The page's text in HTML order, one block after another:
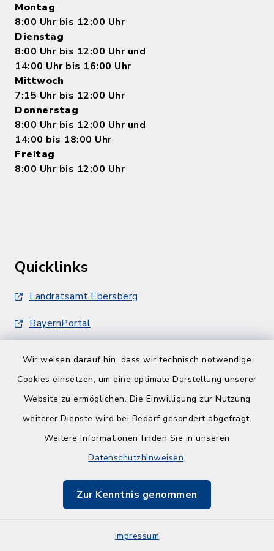
Wir weisen darauf hin, dass wir technisch notwendige
Cookies einsetzen, um eine optimale Darstellung unserer
Website zu ermöglichen. Die Einwilligung zur Nutzung
weiterer Dienste wird bei Bedarf gesondert abgefragt.
Weitere Informationen finden Sie in unseren
Datenschutzhinweisen.
Zur Kenntnis genommen
Impressum
Montag
8:00 Uhr bis 12:00 Uhr
Dienstag
8:00 Uhr bis 12:00 Uhr und
14:00 Uhr bis 16:00 Uhr
Mittwoch
7:15 Uhr bis 12:00 Uhr
Donnerstag
8:00 Uhr bis 12:00 Uhr und
14:00 bis 18:00 Uhr
Freitag
8:00 Uhr bis 12:00 Uhr
Quicklinks
Landratsamt Ebersberg
BayernPortal
Gemeinde Frauenneuharting
Barrierefreiheit
Datenschutz